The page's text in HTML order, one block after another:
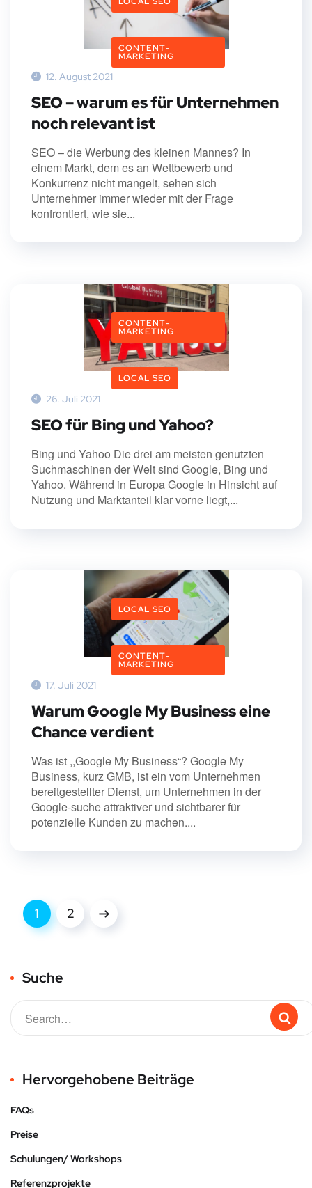
CONTENT-
MARKETING
12. August 2021
SEO – warum es für Unternehmen
noch relevant ist
SEO – die Werbung des kleinen Mannes? In
einem Markt, dem es an Wettbewerb und
Konkurrenz nicht mangelt, sehen sich
Unternehmer immer wieder mit der Frage
konfrontiert, wie sie...
CONTENT-
MARKETING
LOCAL SEO
26. Juli 2021
SEO für Bing und Yahoo?
Bing und Yahoo Die drei am meisten genutzten
Suchmaschinen der Welt sind Google, Bing und
Yahoo. Während in Europa Google in Hinsicht auf
Nutzung und Marktanteil klar vorne liegt,...
LOCAL SEO
CONTENT-
MARKETING
17. Juli 2021
Warum Google My Business eine
Chance verdient
Was ist ,,Google My Business“? Google My
Business, kurz GMB, ist ein vom Unternehmen
bereitgestellter Dienst, um Unternehmen in der
Google-suche attraktiver und sichtbarer für
potenzielle Kunden zu machen....
1 2
Suche
Hervorgehobene Beiträge
FAQs
Preise
Schulungen/ Workshops
Referenzprojekte